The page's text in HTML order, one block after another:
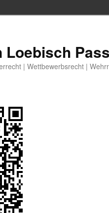
Loebisch
| Wettbewerbsrecht |